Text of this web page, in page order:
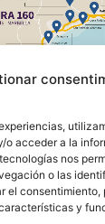
o acceder a la
nos
o las
el consentimiento,
y